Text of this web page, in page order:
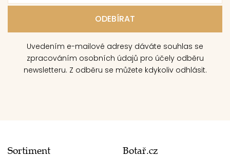
Uvedením e-mailové adresy dáváte souhlas se
zpracováním osobních údajů pro účely odběru
newsletteru. Z odběru se můžete kdykoliv odhlásit.
Sortiment Botař.cz